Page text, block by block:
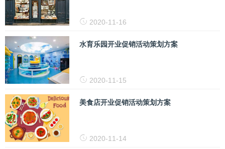
2020-11-16
水育乐园开业促销活动策划方案
2020-11-15
美食店开业促销活动策划方案
2020-11-14